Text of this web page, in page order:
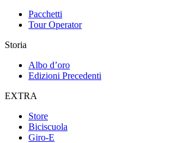
Pacchetti
Tour Operator
Storia
Albo d’oro
Edizioni Precedenti
EXTRA
Store
Biciscuola
Giro-E